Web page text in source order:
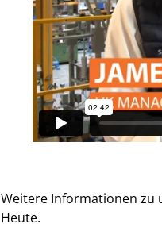
Weitere Informationen zu
Heute.